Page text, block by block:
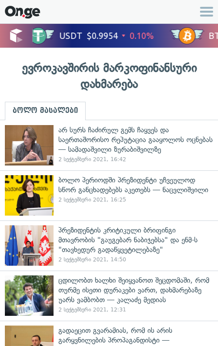
ევროკავშირის მარკოფინანსური
დახმარება
ბოლო მასალები
არ სურს ჩაძირულ გემს ჩაყვეს და
საერთაშორისო რეპუტაცია გააყოლოს ოცნებას
— სამადაშვილი ზურაბიშვილზე
2 სექტემბერი 2021, 16:42
ბოლო პერიოდში პრეზიდენტი უჩვეულოდ
სწორ განცხადებებს აკეთებს — ნაცვლიშვილი
2 სექტემბერი 2021, 16:25
პრეზიდენტის კრიტიკული ბრიფინგი
მთავრობის "გაუგებარ ნაბიჯებსა" და ენმ-ს
"თავხედურ გადაწყვეტილებაზე"
2 სექტემბერი 2021, 14:50
ცდილობთ ხალხი შეიყვანოთ შეცდომაში, რომ
თურმე ისეთი დურაკები ვართ, დახმარებაზე
უარს ვამბობთ — კალაძე მედიას
2 სექტემბერი 2021, 12:31
გადაეცით გვარამიას, რომ ის არის
გარყვნილების პროპაგანდისტი —